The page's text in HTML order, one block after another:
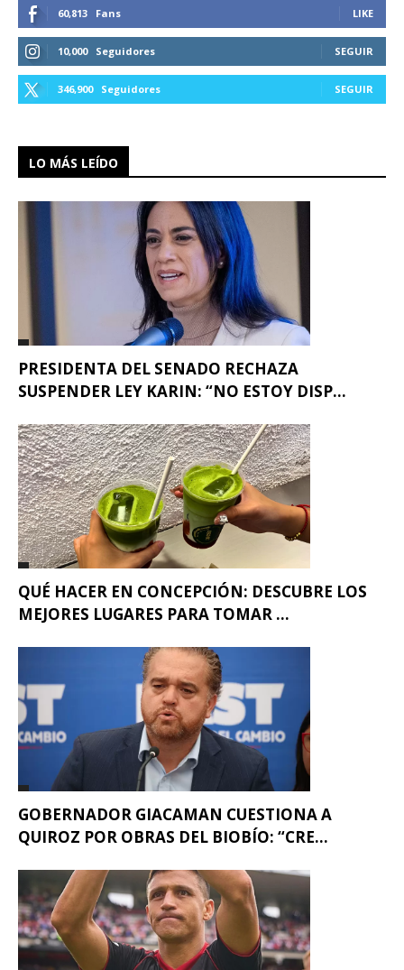
60,813 Fans LIKE
10,000 Seguidores SEGUIR
346,900 Seguidores SEGUIR
LO MÁS LEÍDO
PRESIDENTA DEL SENADO RECHAZA
SUSPENDER LEY KARIN: “NO ESTOY DISP...
QUÉ HACER EN CONCEPCIÓN: DESCUBRE LOS
MEJORES LUGARES PARA TOMAR ...
GOBERNADOR GIACAMAN CUESTIONA A
QUIROZ POR OBRAS DEL BIOBÍO: “CRE...